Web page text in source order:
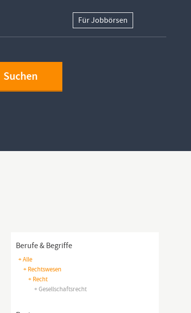
Für Jobbörsen
Berufe & Begriffe
+ Alle
+ Rechtswesen
+ Recht
+ Gesellschaftsrecht